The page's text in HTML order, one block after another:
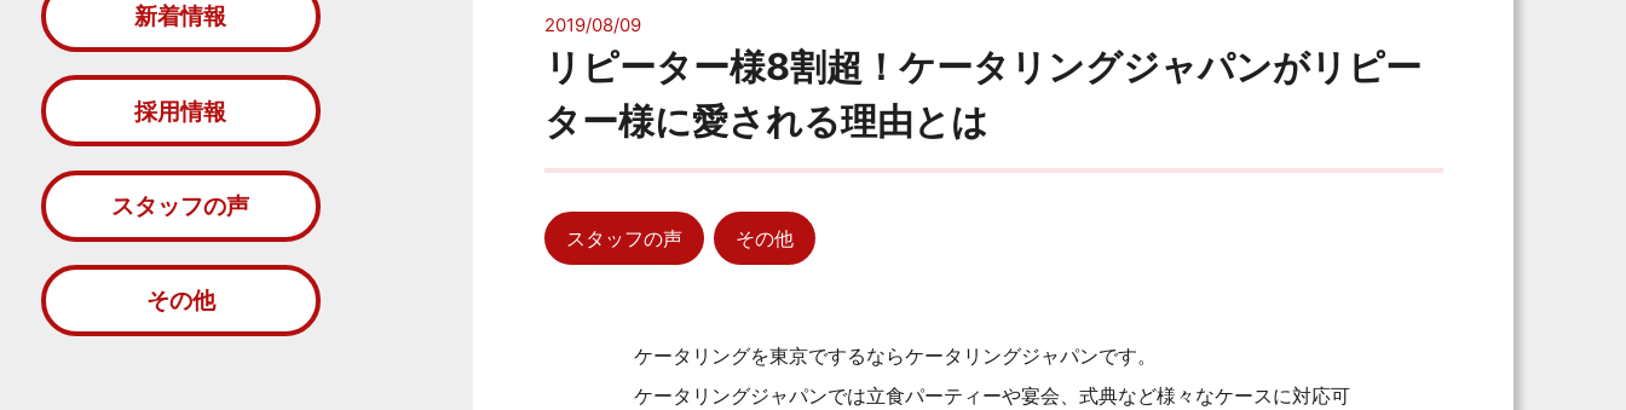
2019/08/09
リピーター様8割超！ケータリングジャパンがリピー
ター様に愛される理由とは
スタッフの声 その他
ケータリングを東京でするならケータリングジャパンです。
ケータリングジャパンでは立食パーティーや宴会、式典など様々なケースに対応可
新着情報
採用情報
スタッフの声
その他